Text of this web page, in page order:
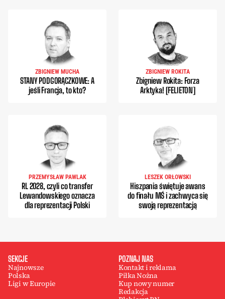
ZBIGNIEW MUCHA
STANY PODGORĄCZKOWE: A
jeśli Francja, to kto?
ZBIGNIEW ROKITA
Zbigniew Rokita: Forza
Arktyka! [FELIETON]
PRZEMYSŁAW PAWLAK
RL 2028, czyli co transfer
Lewandowskiego oznacza
dla reprezentacji Polski
LESZEK ORŁOWSKI
Hiszpania świętuje awans
do finału MŚ i zachwyca się
swoją reprezentacją
SEKCJE
Najnowsze
Polska
Ligi w Europie
POZNAJ NAS
Kontakt i reklama
Piłka Nożna
Kup nowy numer
Redakcja